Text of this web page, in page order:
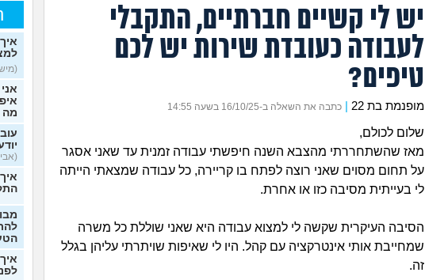
יש לי קשיים חברתיים, התקבלי
לעבודה כעובדת שירות יש לכם
טיפים?
מופנמת בת 22 כתבה את השאלה ב-16/10/25 בשעה 14:55
שלום לכולם,
מאז שהשתחררתי מהצבא השנה חיפשתי עבודה זמנית עד שאני אסגר
על תחום מסוים שאני רוצה לפתח בו קריירה, כל עבודה שמצאתי הייתה
לי בעייתית מסיבה כזו או אחרת.
הסיבה העיקרית שקשה לי למצוא עבודה היא שאני שוללת כל משרה
שמחייבת אותי אינטרקציה עם קהל. היו לי שאיפות שויתרתי עליהן בגלל
זה.
מה
(אבי99, בן 22)